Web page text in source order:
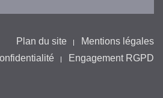
Plan du site
Mentions légales
Engagement RGPD